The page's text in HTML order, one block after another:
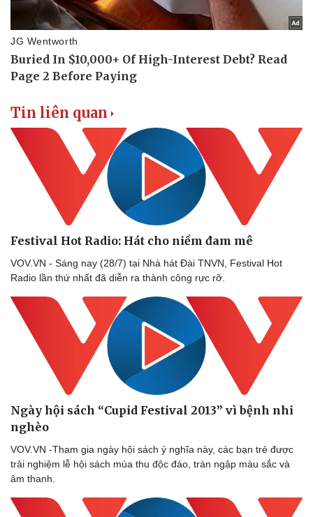
Bóng đá
Ô tô
Tin liên quan
Festival Hot Radio: Hát cho niềm đam mê
VOV.VN - Sáng nay (28/7) tại Nhà hát Đài TNVN, Festival Hot
Radio lần thứ nhất đã diễn ra thành công rực rỡ.
Ngày hội sách “Cupid Festival 2013” vì bệnh nhi
nghèo
VOV.VN -Tham gia ngày hội sách ý nghĩa này, các bạn trẻ được
trải nghiệm lễ hội sách mùa thu độc đáo, tràn ngập màu sắc và
âm thanh.